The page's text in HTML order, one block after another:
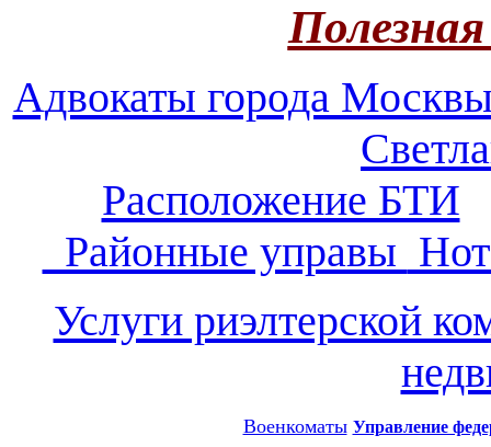
Адвокаты города
Расположение БТИ
Районные управы
Услуги риэлтерской
Военкоматы Управление